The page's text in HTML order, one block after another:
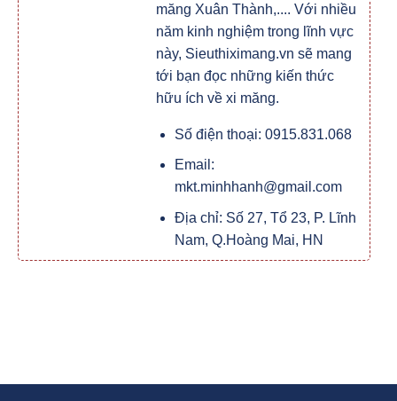
măng Xuân Thành,.... Với nhiều
năm kinh nghiệm trong lĩnh vực
này, Sieuthiximang.vn sẽ mang
tới bạn đọc những kiến thức
hữu ích về xi măng.
Số điện thoại: 0915.831.068
Email:
mkt.minhhanh@gmail.com
Địa chỉ: Số 27, Tổ 23, P. Lĩnh
Nam, Q.Hoàng Mai, HN